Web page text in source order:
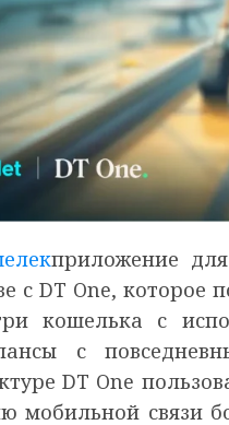
приложение
с DT One, которое
кошелька с
с
DT One
мобильной связи